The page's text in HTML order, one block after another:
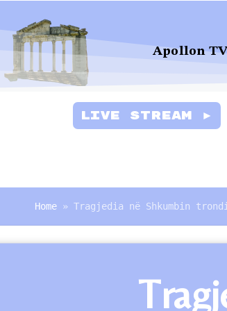
Apollon
Live Stream ►
Home » Tragjedia në Shkumbin